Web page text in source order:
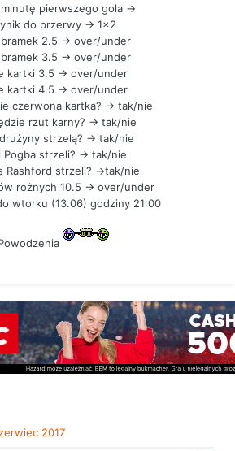
minutę pierwszego gola ->
do przerwy -> 1x2
2.5 -> over/under
3.5 -> over/under
kartki 3.5 -> over/under
kartki 4.5 -> over/under
czerwona kartka? -> tak/nie
rzut karny? -> tak/nie
strzelą? -> tak/nie
Pogba strzeli? -> tak/nie
Rashford strzeli? ->tak/nie
rożnych 10.5 -> over/under
wtorku (13.06) godziny 21:00
2017